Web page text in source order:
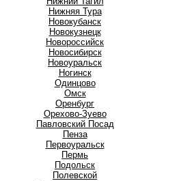
Нижняя Тура
Новокубанск
Новокузнецк
Новороссийск
Новосибирск
Новоуральск
Ногинск
Одинцово
Омск
Оренбург
Орехово-Зуево
Павловский Посад
Пенза
Первоуральск
Пермь
Подольск
Полевской